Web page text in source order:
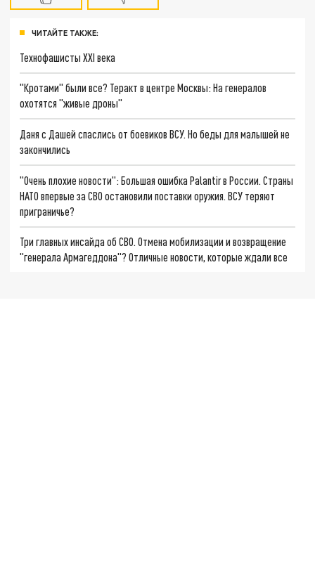
ЧИТАЙТЕ ТАКЖЕ:
Технофашисты XXI века
"Кротами" были все? Теракт в центре Москвы: На генералов
охотятся "живые дроны"
Даня с Дашей спаслись от боевиков ВСУ. Но беды для малышей не
закончились
"Очень плохие новости": Большая ошибка Palantir в России. Страны
НАТО впервые за СВО остановили поставки оружия. ВСУ теряют
приграничье?
Три главных инсайда об СВО. Отмена мобилизации и возвращение
"генерала Армагеддона"? Отличные новости, которые ждали все